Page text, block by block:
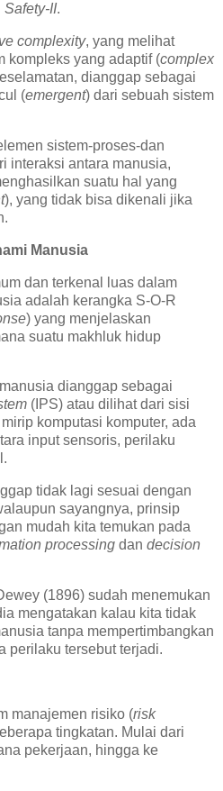
Safety-II.
complexity, yang melihat
kompleks yang adaptif (complex
dianggap sebagai
(emergent) dari sebuah sistem
sistem-proses-dan
interaksi antara manusia,
suatu hal yang
), yang tidak bisa dikenali jika
Manusia
dan terkenal luas dalam
adalah kerangka S-O-R
) yang menjelaskan
suatu makhluk hidup
dianggap sebagai
(IPS) atau dilihat dari sisi
komputasi komputer, ada
input sensoris, perilaku
tidak lagi sesuai dengan
sayangnya, prinsip
mudah kita temukan pada
processing dan decision
(1896) sudah menemukan
mengatakan kalau kita tidak
tanpa mempertimbangkan
perilaku tersebut terjadi.
manajemen risiko (risk
tingkatan. Mulai dari
pekerjaan, hingga ke